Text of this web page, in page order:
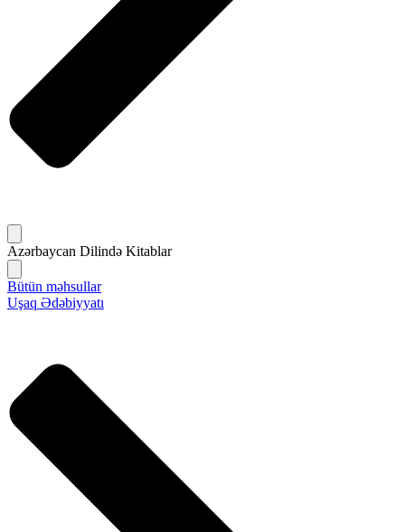
Azərbaycan Dilində Kitablar
Bütün məhsullar
Uşaq Ədəbiyyatı